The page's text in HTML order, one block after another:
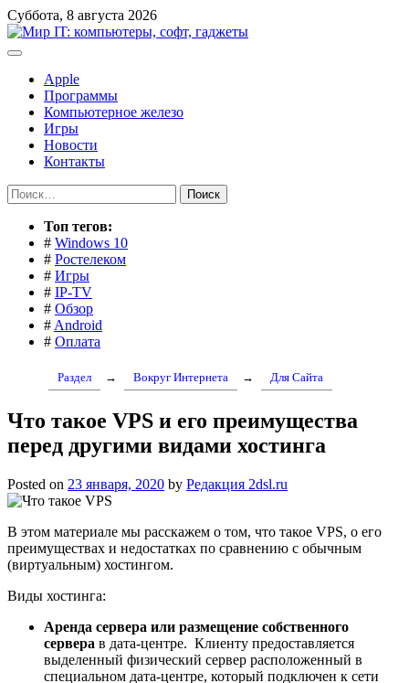
Перейти
к
содержимому
Суббота, 8 августа 2026
Apple
Программы
Компьютерное железо
Игры
Новости
Контакты
Найти:
Toп тегов:
# Windows 10
# Ростелеком
# Игры
# IP-TV
# Обзор
# Android
# Оплата
Раздел → Вокруг Интернета → Для Сайта
Что такое VPS и его преимущества
перед другими видами хостинга
Posted on 23 января, 2020 by Редакция 2dsl.ru
В этом материале мы расскажем о том, что такое VPS, о его
преимуществах и недостатках по сравнению с обычным
(виртуальным) хостингом.
Виды хостинга:
Аренда сервера или размещение собственного
сервера в дата-центре. Клиенту предоставляется
выделенный физический сервер расположенный в
специальном дата-центре, который подключен к сети